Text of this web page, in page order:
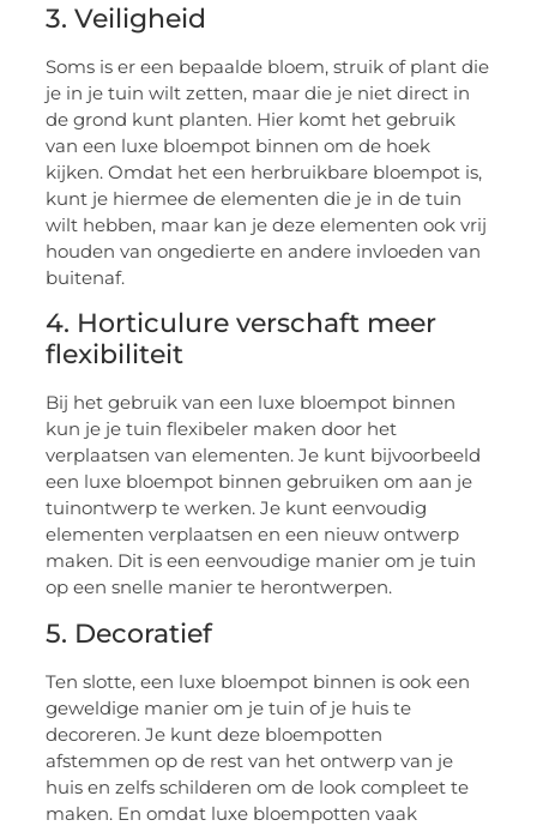
3. Veiligheid
Soms is er een bepaalde bloem, struik of plant die
je in je tuin wilt zetten, maar die je niet direct in
de grond kunt planten. Hier komt het gebruik
van een luxe bloempot binnen om de hoek
kijken. Omdat het een herbruikbare bloempot is,
kunt je hiermee de elementen die je in de tuin
wilt hebben, maar kan je deze elementen ook vrij
houden van ongedierte en andere invloeden van
buitenaf.
4. Horticulure verschaft meer
flexibiliteit
Bij het gebruik van een luxe bloempot binnen
kun je je tuin flexibeler maken door het
verplaatsen van elementen. Je kunt bijvoorbeeld
een luxe bloempot binnen gebruiken om aan je
tuinontwerp te werken. Je kunt eenvoudig
elementen verplaatsen en een nieuw ontwerp
maken. Dit is een eenvoudige manier om je tuin
op een snelle manier te herontwerpen.
5. Decoratief
Ten slotte, een luxe bloempot binnen is ook een
geweldige manier om je tuin of je huis te
decoreren. Je kunt deze bloempotten
afstemmen op de rest van het ontwerp van je
huis en zelfs schilderen om de look compleet te
maken. En omdat luxe bloempotten vaak